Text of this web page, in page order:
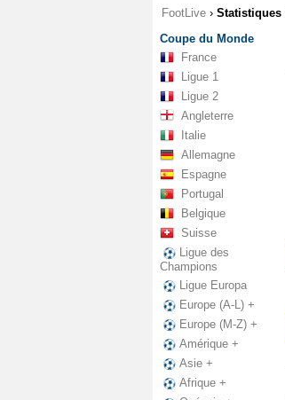
FootLive › Statistiques
Coupe du Monde
France
Ligue 1
Ligue 2
Angleterre
Italie
Allemagne
Espagne
Portugal
Belgique
Suisse
Ligue des
Champions
Ligue Europa
Europe (A-L) +
Europe (M-Z) +
Amérique +
Asie +
Afrique +